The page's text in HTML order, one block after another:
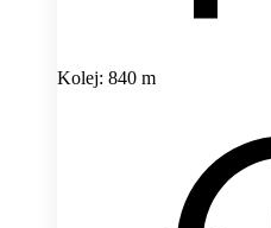
Kolej: 840 m